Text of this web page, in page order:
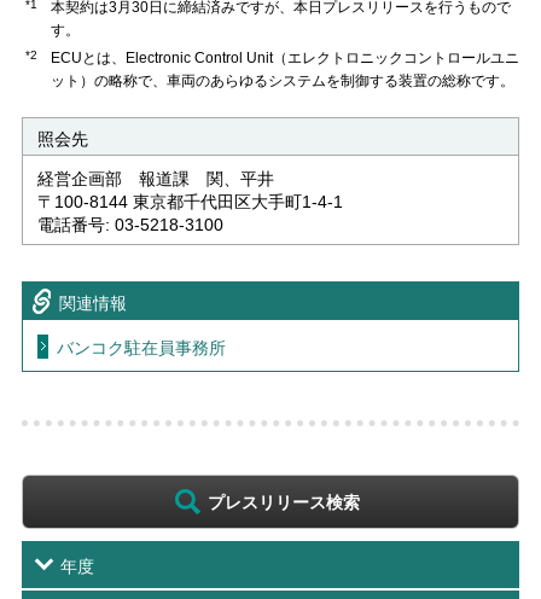
*1
本契約は3月30日に締結済みですが、本日プレスリリースを行うもので
す。
*2
ECUとは、Electronic Control Unit（エレクトロニックコントロールユニ
ット）の略称で、車両のあらゆるシステムを制御する装置の総称です。
照会先
経営企画部 報道課 関、平井
〒100-8144 東京都千代田区大手町1-4-1
電話番号: 03-5218-3100
関連情報
バンコク駐在員事務所
プレスリリース検索
年度